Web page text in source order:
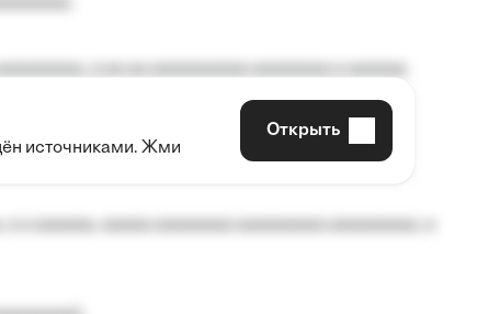
aaa, a aaaaaaaaaa, aaaaaa aaaaaa a aaaaaa.
источниками. Жми
Открыть